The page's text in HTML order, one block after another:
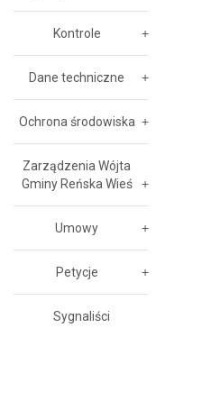
Kontrole
Dane techniczne
Ochrona środowiska
Zarządzenia Wójta
Gminy Reńska Wieś
Umowy
Petycje
Sygnaliści